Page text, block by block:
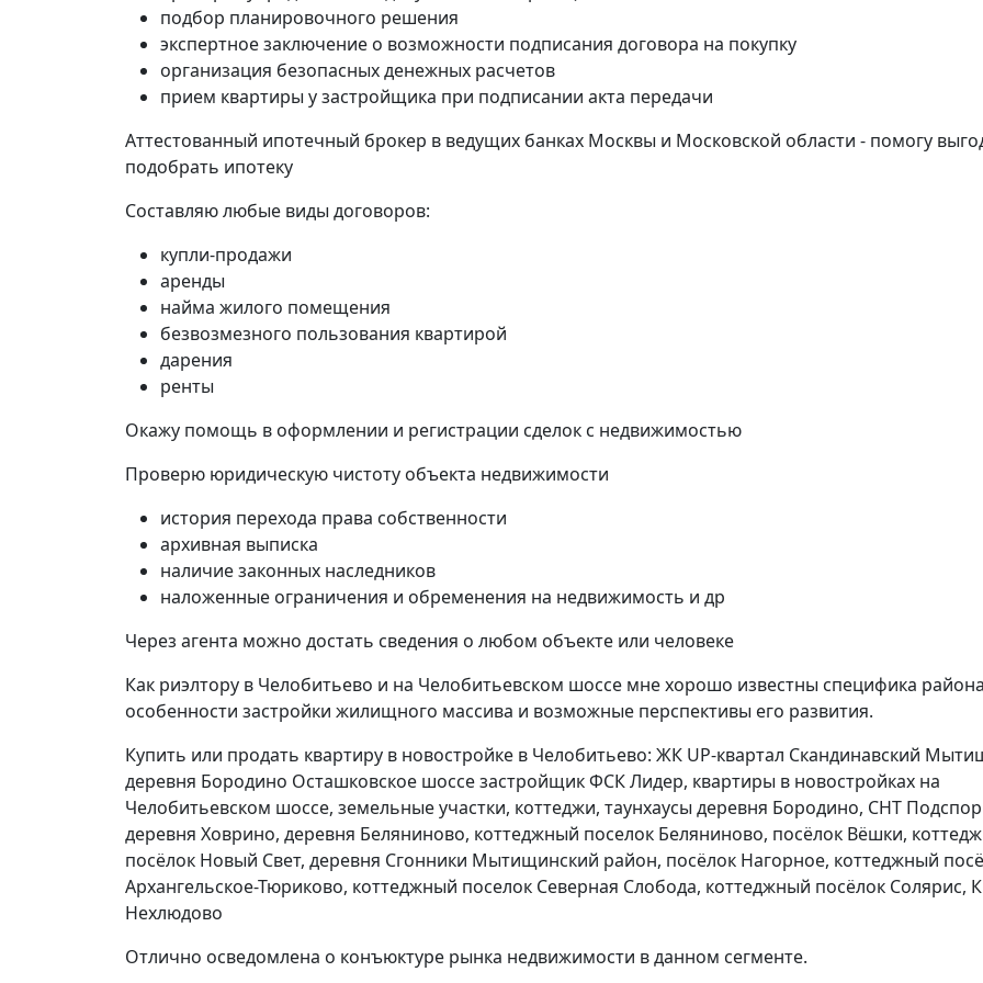
подбор планировочного решения
экспертное заключение о возможности подписания договора на покупку
организация безопасных денежных расчетов
прием квартиры у застройщика при подписании акта передачи
Аттестованный ипотечный брокер в ведущих банках Москвы и Московской области - помогу
подобрать ипотеку
Составляю любые виды договоров:
купли-продажи
аренды
найма жилого помещения
безвозмезного пользования квартирой
дарения
ренты
Окажу помощь в оформлении и регистрации сделок с недвижимостью
Проверю юридическую чистоту объекта недвижимости
история перехода права собственности
архивная выписка
наличие законных наследников
наложенные ограничения и обременения на недвижимость и др
Через агента можно достать сведения о любом объекте или человеке
Как риэлтору в Челобитьево и на Челобитьевском шоссе мне хорошо известны специфика
особенности застройки жилищного массива и возможные перспективы его развития.
Купить или продать квартиру в новостройке в Челобитьево: ЖК UP-квартал Скандинавский
деревня Бородино Осташковское шоссе застройщик ФСК Лидер, квартиры в новостройках на
Челобитьевском шоссе, земельные участки, коттеджи, таунхаусы деревня Бородино, СНТ
деревня Ховрино, деревня Беляниново, коттеджный поселок Беляниново, посёлок Вёшки,
посёлок Новый Свет, деревня Сгонники Мытищинский район, посёлок Нагорное, коттеджный
Архангельское-Тюриково, коттеджный поселок Северная Слобода, коттеджный посёлок Солярис,
Нехлюдово
Отлично осведомлена о конъюктуре рынка недвижимости в данном сегменте.